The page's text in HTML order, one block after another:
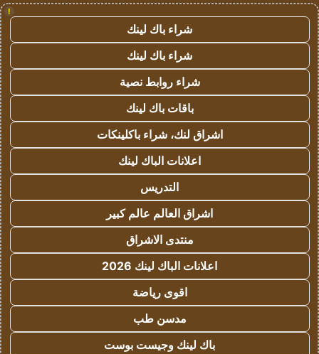
!
شراء باك لينك
شراء باك لينك
شراء روابط نصية
باقات باك لينك
اشراق لنك، شراء باكلينكات
اعلانات الباك لينك
التدريس
اشراق العالم عالم كبير
منتدى الاشراق
اعلانات الباك لينك 2026
اقوى رياضة
مدسن طب
باك لينك وجيست بوست